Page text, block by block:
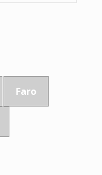
Faro